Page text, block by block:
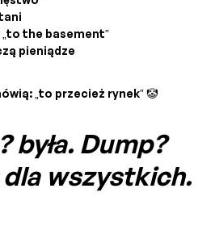
the basement”
pieniądze
„to przecież rynek” 🤡
była. Dump?
dla wszystkich.